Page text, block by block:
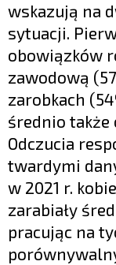
wskazują na
sytuacji.
obowiązków
zawodową
zarobkach
średnio także
Odczucia
twardymi
w 2021 r.
zarabiały
pracując na